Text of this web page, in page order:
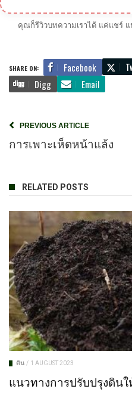
คุณก็รีวิวบทความเราได้ แค่แชร์
SHARE ON: Facebook
Digg
Email
PREVIOUS ARTICLE
การเพาะเห็ดหน้าแล้ง
RELATED POSTS
ดิน / 1 AUGUST 2023
แนวทางการปรับปรุงดิน